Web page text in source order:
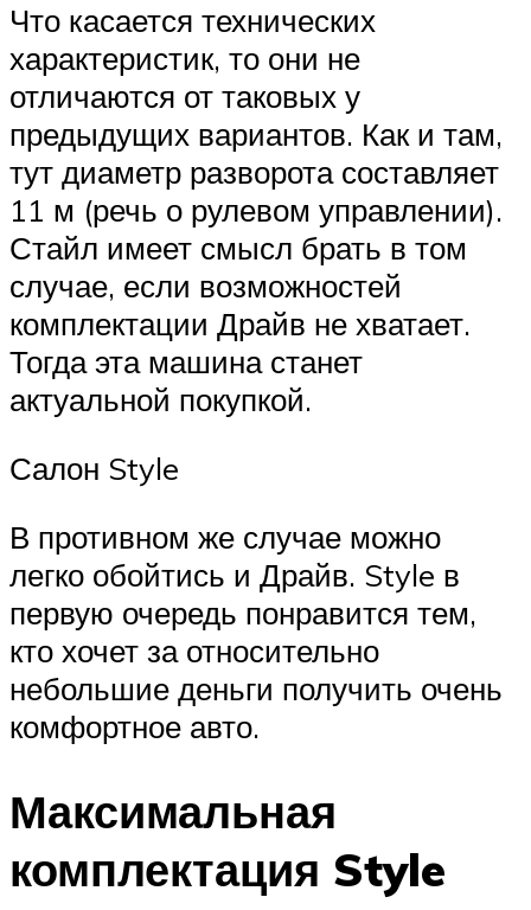
Что касается технических
характеристик, то они не
отличаются от таковых у
предыдущих вариантов. Как и там,
тут диаметр разворота составляет
11 м (речь о рулевом управлении).
Стайл имеет смысл брать в том
случае, если возможностей
комплектации Драйв не хватает.
Тогда эта машина станет
актуальной покупкой.
Салон Style
В противном же случае можно
легко обойтись и Драйв. Style в
первую очередь понравится тем,
кто хочет за относительно
небольшие деньги получить очень
комфортное авто.
Максимальная
комплектация Style